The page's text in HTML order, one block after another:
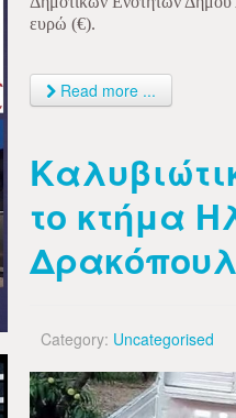
ευρώ (€).
Read more ...
το κτήμα
Category: Uncategorised